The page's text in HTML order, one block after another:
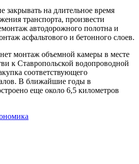
закрывать на длительное время
транспорта, произвести
автодорожного полотна и
асфальтового и бетонного слоев.
монтаж объемной камеры в месте
к Ставропольской водопроводной
соответствующего
В ближайшие годы в
еще около 6,5 километров